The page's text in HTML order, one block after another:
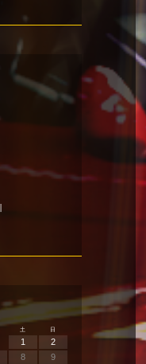
土 日
1
2
8
9